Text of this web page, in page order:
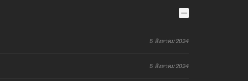
5 สิงหาคม 2024
5 สิงหาคม 2024